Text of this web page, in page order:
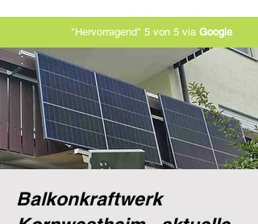
"Hervorragend" 5 von 5 via Google
Balkonkraftwerk